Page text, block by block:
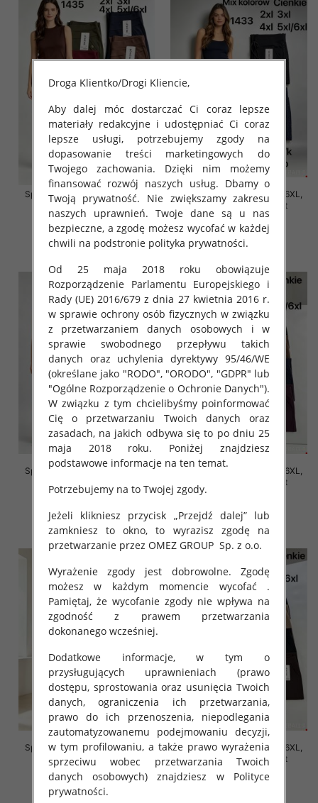
Spodnie damskie Roz 2XL-6XL,
Mix Kolor Paczka 12 szt
16.00 zł
szczegóły
Spodnie damskie Roz 2XL-6XL,
Mix Kolor Paczka 12 szt
16.00 zł
szczegóły
Spodnie damskie Roz 2XL-6XL,
szczegóły
Spodnie damskie Roz 2XL-6XL,
Mix Kolor Paczka 12 szt
szczegóły
Spodnie damskie Roz 2XL-6XL,
Mix Kolor Paczka 12 szt
16.00 zł
szczegóły
Spodnie damskie Roz 2XL-6XL,
Mix Kolor Paczka 12 szt
16.00 zł
Droga Klientko/Drogi Kliencie,
Aby dalej móc dostarczać Ci coraz lepsze
materiały redakcyjne i udostępniać Ci coraz
lepsze usługi, potrzebujemy zgody na
dopasowanie treści marketingowych do
Twojego zachowania. Dzięki nim możemy
finansować rozwój naszych usług. Dbamy o
Twoją prywatność. Nie zwiększamy zakresu
naszych uprawnień. Twoje dane są u nas
bezpieczne, a zgodę możesz wycofać w każdej
chwili na podstronie polityka prywatności.
Od 25 maja 2018 roku obowiązuje
Rozporządzenie Parlamentu Europejskiego i
Rady (UE) 2016/679 z dnia 27 kwietnia 2016 r.
w sprawie ochrony osób fizycznych w związku
z przetwarzaniem danych osobowych i w
sprawie swobodnego przepływu takich
danych oraz uchylenia dyrektywy 95/46/WE
(określane jako "RODO", "ORODO", "GDPR" lub
"Ogólne Rozporządzenie o Ochronie Danych").
W związku z tym chcielibyśmy poinformować
Cię o przetwarzaniu Twoich danych oraz
zasadach, na jakich odbywa się to po dniu 25
maja 2018 roku. Poniżej znajdziesz
podstawowe informacje na ten temat.
Potrzebujemy na to Twojej zgody.
Jeżeli klikniesz przycisk „Przejdź dalej” lub
zamkniesz to okno, to wyrazisz zgodę na
przetwarzanie przez OMEZ GROUP Sp. z o.o.
Wyrażenie zgody jest dobrowolne. Zgodę
możesz w każdym momencie wycofać .
Pamiętaj, że wycofanie zgody nie wpływa na
zgodność z prawem przetwarzania
dokonanego wcześniej.
Dodatkowe informacje, w tym o
przysługujących uprawnieniach (prawo
dostępu, sprostowania oraz usunięcia Twoich
danych, ograniczenia ich przetwarzania,
prawo do ich przenoszenia, niepodlegania
zautomatyzowanemu podejmowaniu decyzji,
w tym profilowaniu, a także prawo wyrażenia
sprzeciwu wobec przetwarzania Twoich
danych osobowych) znajdziesz w Polityce
prywatności.